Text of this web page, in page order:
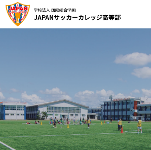
学校法人 国際総合学園
JAPANサッカーカレッジ高等部